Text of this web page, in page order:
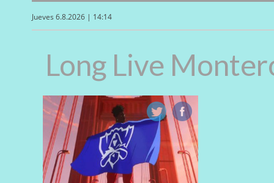
Jueves 6.8.2026 | 14:14
Long Live